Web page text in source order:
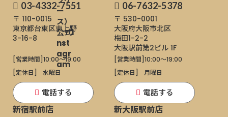
03-4332-7551
〒 110-0015
東京都台東区東上野
3-16-8
[営業時間] 10:00～19:00
[定休日]
水曜日
電話する
06-7632-5378
〒 530-0001
大阪府大阪市北区
梅田1-2-2
大阪駅前第2ビル 1F
[営業時間] 10:00～19:00
[定休日]
月曜日
電話する
新宿駅前店 新大阪駅前店